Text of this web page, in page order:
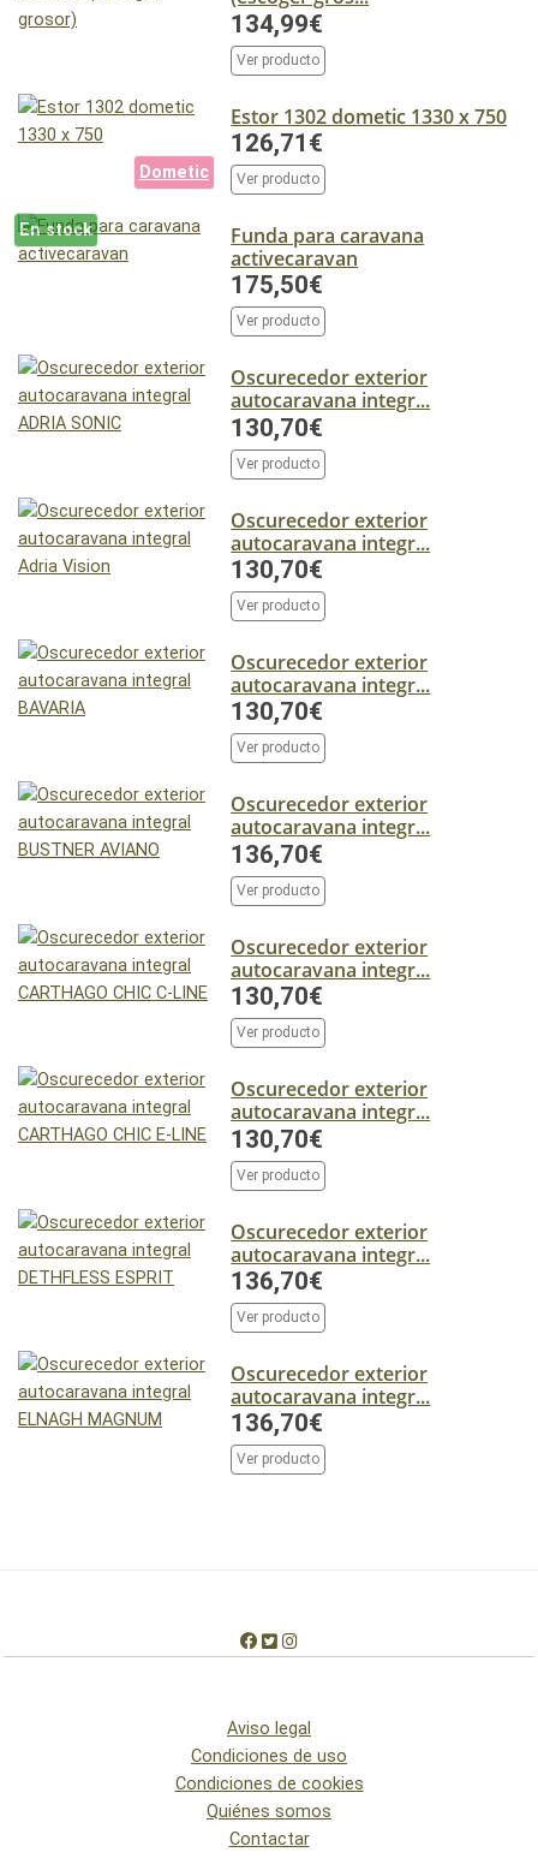
134,99€
Ver producto
Dometic
Estor 1302 dometic 1330 x 750
126,71€
Ver producto
En stock
Funda para caravana
activecaravan
175,50€
Ver producto
Oscurecedor exterior
autocaravana integr...
130,70€
Ver producto
Oscurecedor exterior
autocaravana integr...
130,70€
Ver producto
Oscurecedor exterior
autocaravana integr...
130,70€
Ver producto
Oscurecedor exterior
autocaravana integr...
136,70€
Ver producto
Oscurecedor exterior
autocaravana integr...
130,70€
Ver producto
Oscurecedor exterior
autocaravana integr...
130,70€
Ver producto
Oscurecedor exterior
autocaravana integr...
136,70€
Ver producto
Oscurecedor exterior
autocaravana integr...
136,70€
Ver producto
Aviso legal
Condiciones de uso
Condiciones de cookies
Quiénes somos
Contactar